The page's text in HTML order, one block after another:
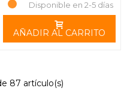
Disponible en 2-5 días
AÑADIR AL CARRITO
87 artículo(s)